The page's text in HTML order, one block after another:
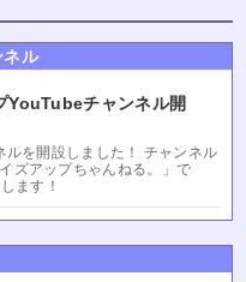
ル
YouTubeチャンネル開
を開設しました！ チャンネル
ズアップちゃんねる。」で
ます！